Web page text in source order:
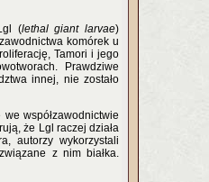
(lethal giant larvae)
komórek u
Tamori i jego
Prawdziwe
innej, nie zostało
współzawodnictwie
że Lgl raczej działa
autorzy wykorzystali
z nim białka.